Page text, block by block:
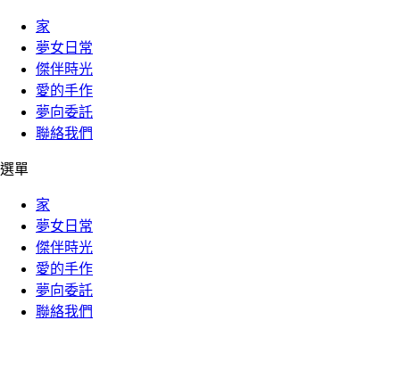
家
夢女日常
傑伴時光
愛的手作
夢向委託
聯絡我們
選單
家
夢女日常
傑伴時光
愛的手作
夢向委託
聯絡我們